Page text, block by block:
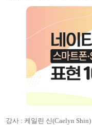
강사 : 케일린 신(Caelyn Shin)